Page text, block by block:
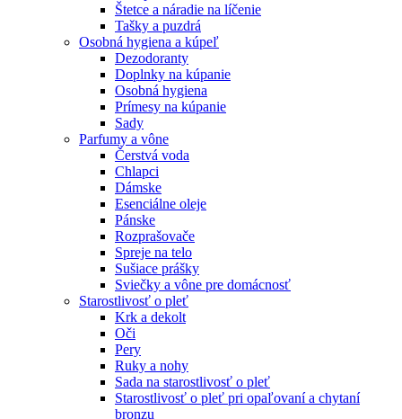
Štetce a náradie na líčenie
Tašky a puzdrá
Osobná hygiena a kúpeľ
Dezodoranty
Doplnky na kúpanie
Osobná hygiena
Prímesy na kúpanie
Sady
Parfumy a vône
Čerstvá voda
Chlapci
Dámske
Esenciálne oleje
Pánske
Rozprašovače
Spreje na telo
Sušiace prášky
Sviečky a vône pre domácnosť
Starostlivosť o pleť
Krk a dekolt
Oči
Pery
Ruky a nohy
Sada na starostlivosť o pleť
Starostlivosť o pleť pri opaľovaní a chytaní
bronzu